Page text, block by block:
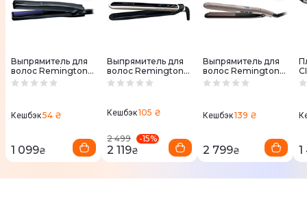
Выпрямитель для
волос Remington
S2880 E51
Кешбэк54 ₴
1 099₴
Выпрямитель для
волос Remington
Pearl S9500 E51
Кешбэк105 ₴
2 499 -15%
2 119₴
Выпрямитель для
волос Remington
S7970 E51
Кешбэк139 ₴
2 799₴